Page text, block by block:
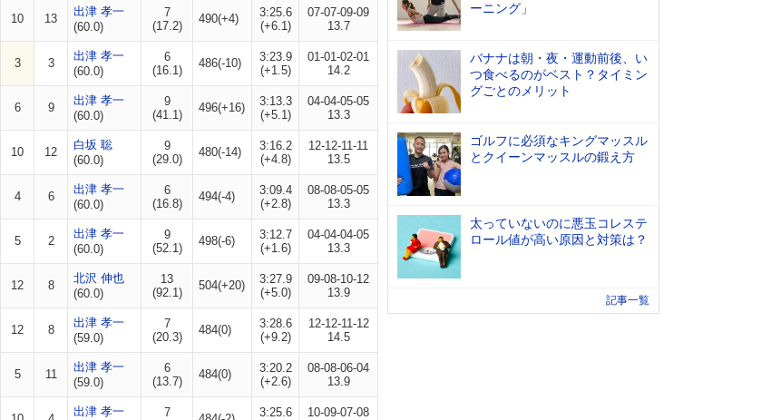
10 13
出津 孝一
(60.0)
7
(17.2)
490(+4)
3:25.6
(+6.1)
07-07-09-09
13.7
3 3
出津 孝一
(60.0)
6
(16.1)
486(-10)
3:23.9
(+1.5)
01-01-02-01
14.2
6 9
出津 孝一
(60.0)
9
(41.1)
496(+16)
3:13.3
(+5.1)
04-04-05-05
13.3
10 12
白坂 聡
(60.0)
9
(29.0)
480(-14)
3:16.2
(+4.8)
12-12-11-11
13.5
4 6
出津 孝一
(60.0)
6
(16.8)
494(-4)
3:09.4
(+2.8)
08-08-05-05
13.3
5 2
出津 孝一
(60.0)
9
(52.1)
498(-6)
3:12.7
(+1.6)
04-04-04-05
13.3
12 8
北沢 伸也
(60.0)
13
(92.1)
504(+20)
3:27.9
(+5.0)
09-08-10-12
13.9
12 8
出津 孝一
(59.0)
7
(20.3)
484(0)
3:28.6
(+9.2)
12-12-11-12
14.5
5 11
出津 孝一
(59.0)
6
(13.7)
484(0)
3:20.2
(+2.6)
08-08-06-04
13.9
出津 孝一
7
3:25.6
10-09-07-08
ーニング」
バナナは朝・夜・運動前後、い
つ食べるのがベスト？タイミン
グごとのメリット
ゴルフに必須なキングマッスル
とクイーンマッスルの鍛え方
太っていないのに悪玉コレステ
ロール値が高い原因と対策は？
記事一覧